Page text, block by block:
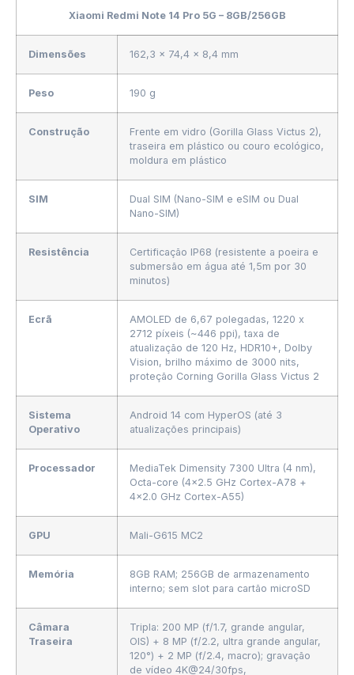
Xiaomi Redmi Note 14 Pro 5G – 8GB/256GB
Dimensões 162,3 x 74,4 x 8,4 mm
Peso 190 g
Construção
Frente em vidro (Gorilla Glass Victus 2),
traseira em plástico ou couro ecológico,
moldura em plástico
SIM
Dual SIM (Nano-SIM e eSIM ou Dual
Nano-SIM)
Resistência
Certificação IP68 (resistente a poeira e
submersão em água até 1,5m por 30
minutos)
Ecrã
AMOLED de 6,67 polegadas, 1220 x
2712 píxeis (~446 ppi), taxa de
atualização de 120 Hz, HDR10+, Dolby
Vision, brilho máximo de 3000 nits,
proteção Corning Gorilla Glass Victus 2
Sistema
Operativo
Android 14 com HyperOS (até 3
atualizações principais)
Processador
MediaTek Dimensity 7300 Ultra (4 nm),
Octa-core (4×2.5 GHz Cortex-A78 +
4×2.0 GHz Cortex-A55)
GPU Mali-G615 MC2
Memória
8GB RAM; 256GB de armazenamento
interno; sem slot para cartão microSD
Câmara
Traseira
Tripla: 200 MP (f/1.7, grande angular,
OIS) + 8 MP (f/2.2, ultra grande angular,
120°) + 2 MP (f/2.4, macro); gravação
de vídeo 4K@24/30fps,